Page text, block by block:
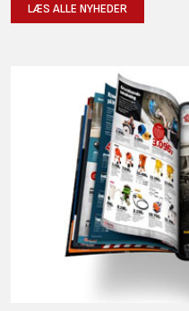
LÆS ALLE NYHEDER